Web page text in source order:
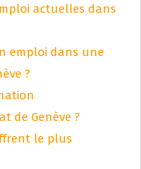
actuelles dans
emploi dans une
?
de Genève ?
le plus